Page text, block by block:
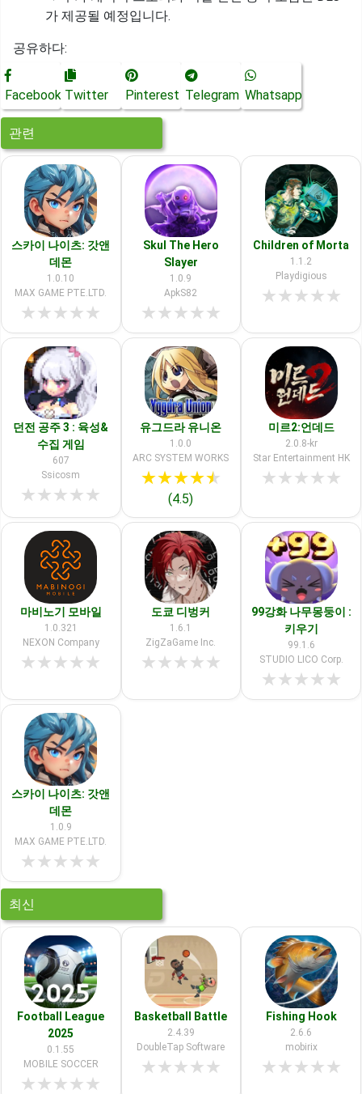
가 제공될 예정입니다.
공유하다:
Facebook Twitter Pinterest Telegram Whatsapp
관련
스카이 나이츠: 갓앤
데몬
1.0.10
MAX GAME PTE.LTD.
★★★★★
Skul The Hero
Slayer
1.0.9
ApkS82
★★★★★
Children of Morta
1.1.2
Playdigious
★★★★★
던전 공주 3 : 육성&
수집 게임
607
Ssicosm
★★★★★
유그드라 유니온
1.0.0
ARC SYSTEM WORKS
★★★★★
(4.5)
미르2:언데드
2.0.8-kr
Star Entertainment HK
★★★★★
마비노기 모바일
1.0.321
NEXON Company
★★★★★
도쿄 디벙커
1.6.1
ZigZaGame Inc.
★★★★★
99강화 나무몽둥이 :
키우기
99.1.6
STUDIO LICO Corp.
★★★★★
스카이 나이츠: 갓앤
데몬
1.0.9
MAX GAME PTE.LTD.
★★★★★
최신
Football League
2025
0.1.55
MOBILE SOCCER
★★★★★
Basketball Battle
2.4.39
DoubleTap Software
★★★★★
Fishing Hook
2.6.6
mobirix
★★★★★